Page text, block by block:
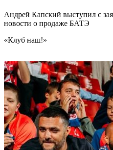
Андрей Капский выступил с
новости о продаже БАТЭ
«Клуб наш!»